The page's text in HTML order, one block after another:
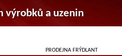
PRODEJNA FRÝDLANT
výrobků a uzenin